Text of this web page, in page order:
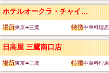
ホテルオークラ・チャイニーズガーデン桃亭
場所東京➠三鷹 特徴中華料理店
日高屋 三鷹南口店
場所東京➠三鷹 特徴中華料理店